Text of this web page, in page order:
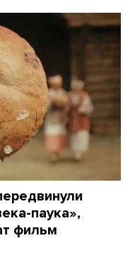
паука»,
фильм